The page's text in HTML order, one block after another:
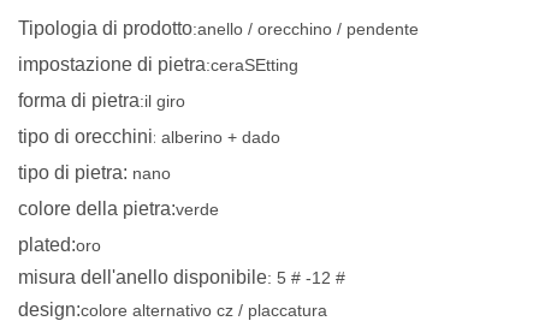
Tipologia di prodotto:anello / orecchino / pendente
impostazione di pietra:ceraSEtting
forma di pietra:il giro
tipo di orecchini: alberino + dado
tipo di pietra: nano
colore della pietra:verde
plated:oro
misura dell'anello disponibile: 5 # -12 #
design:colore alternativo cz / placcatura